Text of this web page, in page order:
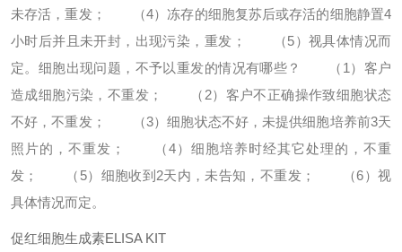
未存活，重发；
（4）冻存的细胞复苏后或存活的细胞静置4
小时后并且未开封，出现污染，重发；
（5）视具体情况而
定。 细胞出现问题，不予以重发的情况有哪些？
（1）客户
造成细胞污染，不重发；
（2）客户不正确操作致细胞状态
不好，不重发；
（3）细胞状态不好，未提供细胞培养前3天
照片的，不重发；
（4）细胞培养时经其它处理的，不重
发；
（5）细胞收到2天内，未告知，不重发；
（6）视
具体情况而定。
促红细胞生成素ELISA KIT